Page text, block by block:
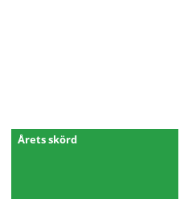
Årets skörd